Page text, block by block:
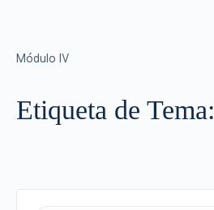
Módulo IV
Etiqueta de Tema: